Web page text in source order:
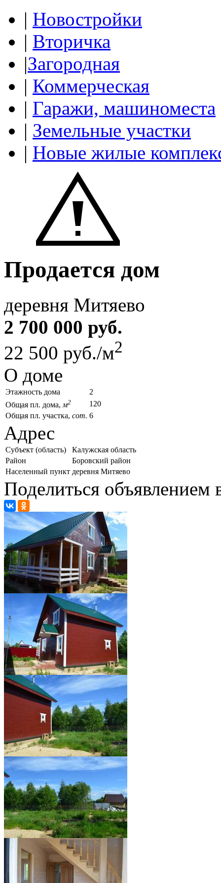
| Новостройки
| Вторичка
|Загородная
| Коммерческая
| Гаражи, машиноместа
| Земельные участки
| Новые жилые
Продается дом
деревня Митяево
2 700 000 руб.
22 500 руб./м2
О доме
Этажность дома
2
Общая пл. дома, м2
120
Общая пл. участка, сот. 6
Адрес
Субъект (область)
Калужская область
Район
Боровский район
Населенный пункт деревня Митяево
Поделиться объявлением